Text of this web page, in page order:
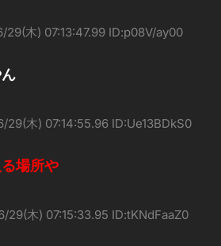
29(木) 07:13:47.99 ID:p08V/ay00
29(木) 07:14:55.96 ID:Ue13BDkS0
場所や
29(木) 07:15:33.95 ID:tKNdFaaZ0